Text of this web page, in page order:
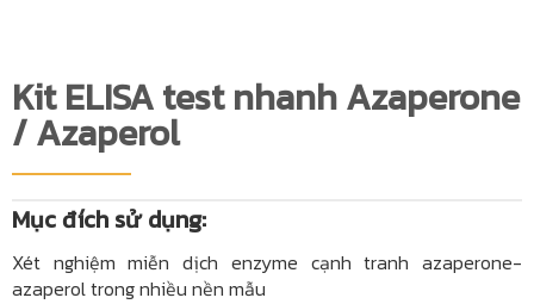
Kit ELISA test nhanh Azaperone
/ Azaperol
Mục đích sử dụng:
Xét nghiệm miễn dịch enzyme cạnh tranh azaperone-
azaperol trong nhiều nền mẫu